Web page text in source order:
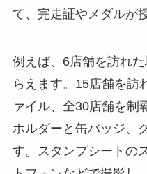
て、完走証やメダルが
例えば、6店舗を訪れ
らえます。15店舗を訪
ァイル、全30店舗を制
ホルダーと缶バッジ、
す。スタンプシートの